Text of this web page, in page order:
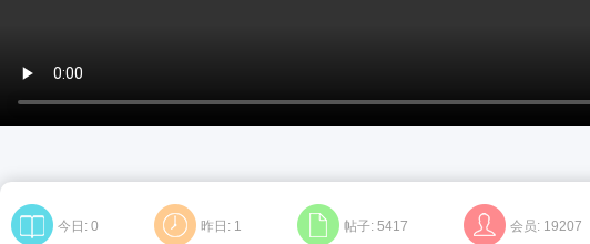
今日: 0 昨日: 1 帖子: 5417 会员: 19207